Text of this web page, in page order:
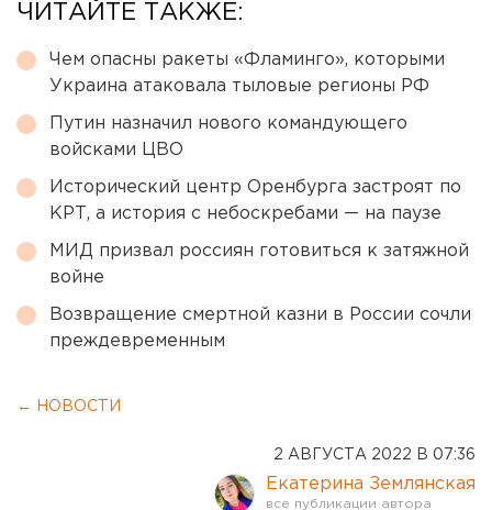
ЧИТАЙТЕ ТАКЖЕ:
Чем опасны ракеты «Фламинго», которыми
Украина атаковала тыловые регионы РФ
Путин назначил нового командующего
войсками ЦВО
Исторический центр Оренбурга застроят по
КРТ, а история с небоскребами — на паузе
МИД призвал россиян готовиться к затяжной
войне
Возвращение смертной казни в России сочли
преждевременным
← НОВОСТИ
2 АВГУСТА 2022 В 07:36
Екатерина Землянская